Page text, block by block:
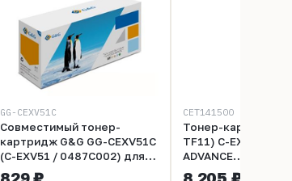
GG-CEXV51C
Совместимый тонер-
картридж G&G GG-CEXV51C
(C-EXV51 / 0487C002) для
Canon iR ADVANCE C5535,
CET141500
Тонер-картридж
TF11) C-EXV51 для
ADVANCE
C5535/C5540/